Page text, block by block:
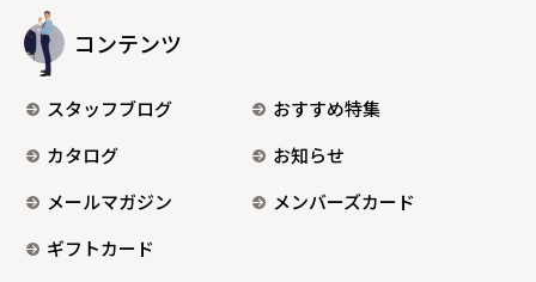
コンテンツ
スタッフブログ
おすすめ特集
カタログ
お知らせ
メールマガジン
メンバーズカード
ギフトカード